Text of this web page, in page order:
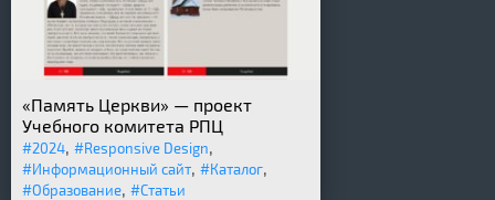
«Память Церкви» — проект
Учебного комитета РПЦ
#2024, #Responsive Design,
#Информационный сайт, #Каталог,
#Образование, #Статьи